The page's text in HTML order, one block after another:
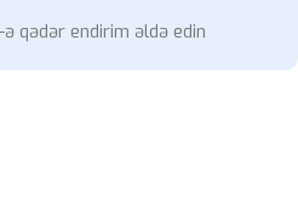
qədər endirim əldə edin